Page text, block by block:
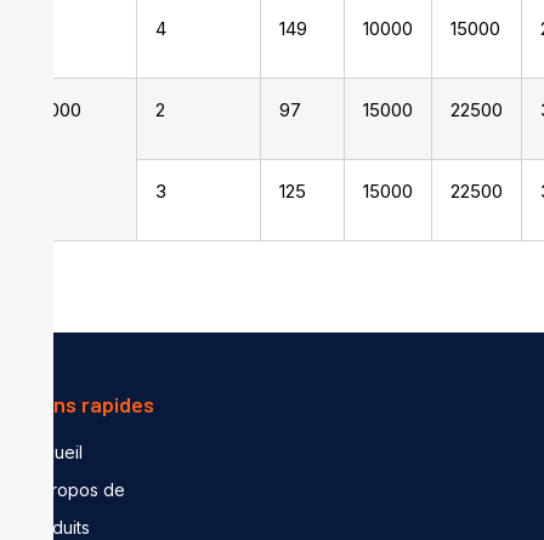
4 149 10000 15000
15000 2 97 15000 22500
3 125 15000 22500
Liens rapides
Accueil
A propos de
Produits